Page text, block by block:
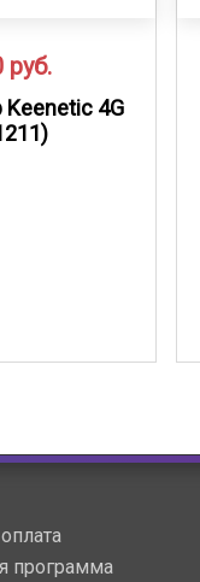
руб.
Keenetic 4G
программа